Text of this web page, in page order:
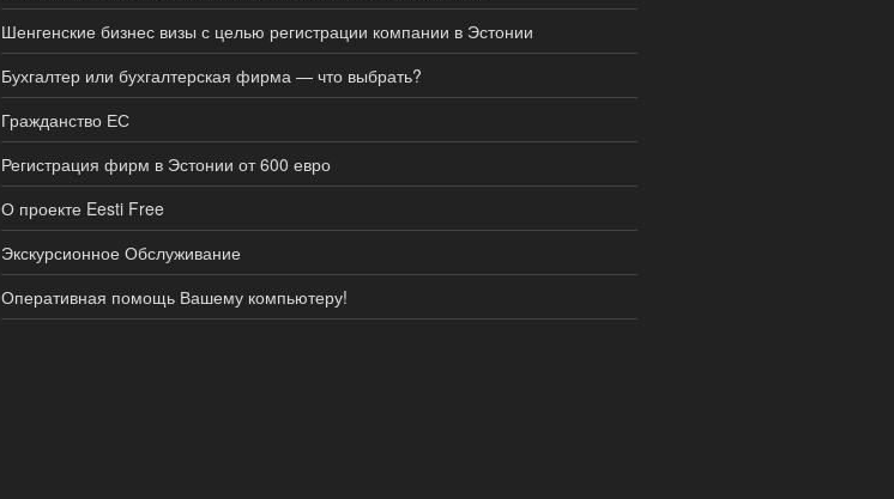
Шенгенские бизнес визы с целью регистрации компании в Эстонии
Бухгалтер или бухгалтерская фирма — что выбрать?
Гражданство ЕС
Регистрация фирм в Эстонии от 600 евро
О проекте Eesti Free
Экскурсионное Обслуживание
Оперативная помощь Вашему компьютеру!